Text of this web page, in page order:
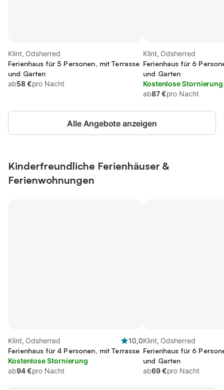
Klint, Odsherred
Ferienhaus für 5 Personen, mit Terrasse
und Garten
ab58 €pro Nacht
Klint, Odsherred
Ferienhaus für 6
und Garten
Kostenlose Stornierung
ab87 €pro Nacht
Alle Angebote anzeigen
Kinderfreundliche Ferienhäuser &
Ferienwohnungen
Klint, Odsherred
10,0
Ferienhaus für 4 Personen, mit Terrasse
Kostenlose Stornierung
ab94 €pro Nacht
Klint, Odsherred
Ferienhaus für 6
und Garten
ab69 €pro Nacht